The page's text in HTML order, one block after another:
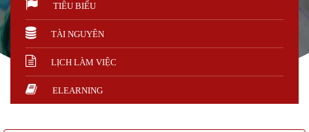
TIÊU BIỂU
TÀI NGUYÊN
LỊCH LÀM VIỆC
ELEARNING